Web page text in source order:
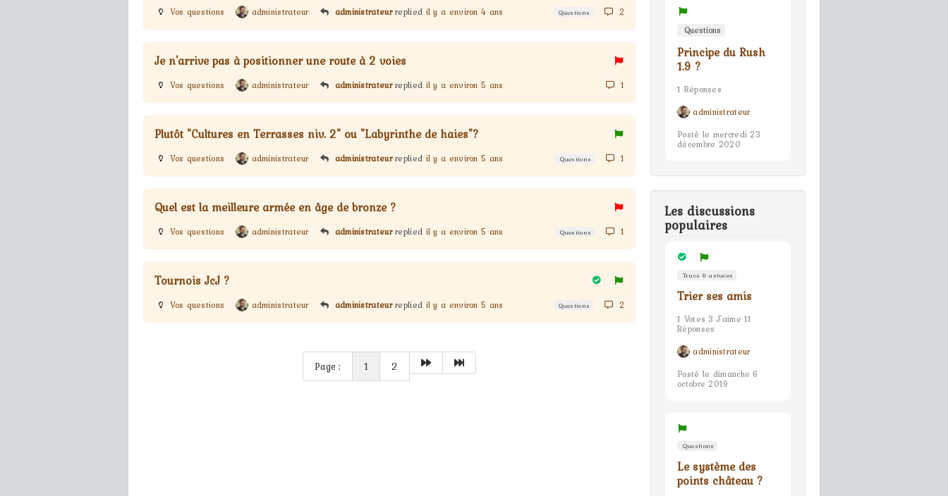
Vos questions administrateur administrateur replied il y a environ 4 ans Questions 2
Je n'arrive pas à positionner une route à 2 voies
Vos questions administrateur administrateur replied il y a environ 5 ans 1
Plutôt "Cultures en Terrasses niv. 2" ou "Labyrinthe de haies"?
Vos questions administrateur administrateur replied il y a environ 5 ans Questions 1
Quel est la meilleure armée en âge de bronze ?
Vos questions administrateur administrateur replied il y a environ 5 ans Questions 1
Tournois JcJ ?
Vos questions administrateur administrateur replied il y a environ 5 ans Questions 2
Page : 1 2
Questions
Principe du Rush
1.9 ?
1 Réponses
administrateur
Posté le mercredi 23
décembre 2020
Les discussions
populaires
Trucs & astuces
Trier ses amis
1 Votes 3 J'aime 11
Réponses
administrateur
Posté le dimanche 6
octobre 2019
Questions
Le système des
points château ?